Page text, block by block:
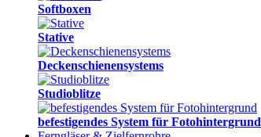
Softboxen
Stative
Deckenschienensystems
Studioblitze
befestigendes System für Fotohintergrund